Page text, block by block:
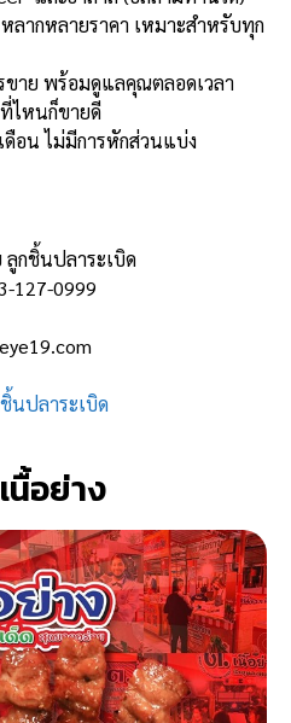
ากหลายราคา เหมาะสำหรับทุก
าย พร้อมดูแลคุณตลอดเวลา
ไหนก็ขายดี
ดือน ไม่มีการหักส่วนแบ่ง
ลูกชิ้นปลาระเบิด
127-0999
นปลาระเบิด
นื้อย่าง